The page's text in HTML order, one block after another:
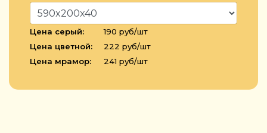
Цена серый:
190 руб/шт
Цена цветной:
222 руб/шт
Цена мрамор:
241 руб/шт